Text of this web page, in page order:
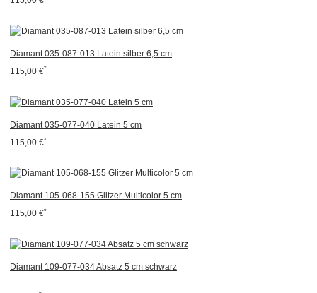
Diamant 035-087-013 Latein silber 6,5 cm
115,00 €*
Diamant 035-077-040 Latein 5 cm
115,00 €*
Diamant 105-068-155 Glitzer Multicolor 5 cm
115,00 €*
Diamant 109-077-034 Absatz 5 cm schwarz